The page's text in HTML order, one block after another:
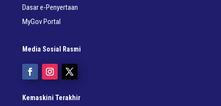
Dasar e-Penyertaan
MyGov Portal
Media Sosial Rasmi
Kemaskini Terakhir